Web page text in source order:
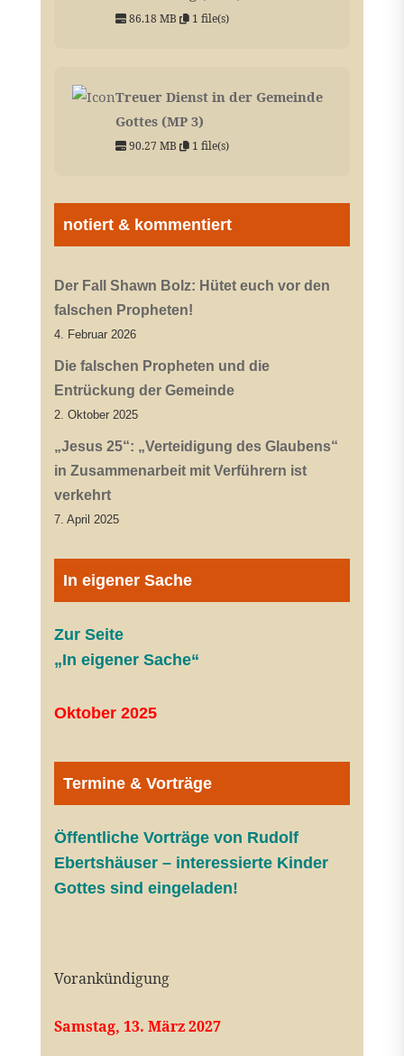
86.18 MB 1 file(s)
Treuer Dienst in der Gemeinde
Gottes (MP 3)
90.27 MB 1 file(s)
notiert & kommentiert
Der Fall Shawn Bolz: Hütet euch vor den
falschen Propheten!
4. Februar 2026
Die falschen Propheten und die
Entrückung der Gemeinde
2. Oktober 2025
„Jesus 25“: „Verteidigung des Glaubens“
in Zusammenarbeit mit Verführern ist
verkehrt
7. April 2025
In eigener Sache
Zur Seite
„In eigener Sache“
Oktober 2025
Termine & Vorträge
Öffentliche Vorträge von Rudolf
Ebertshäuser – interessierte Kinder
Gottes sind eingeladen!
Vorankündigung
Samstag, 13. März 2027